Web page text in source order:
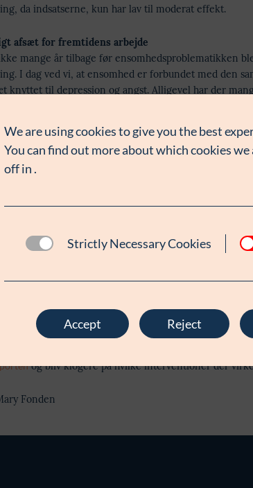
da indsatserne, kun har lav til moderat effekt.
afsæt for fremtidens arbejde
mange år tilbage før ensomhedsproblematikken
I dag ved vi, at ensomhed er forbundet med den
knyttet til depression og angst. Alligevel har der
mod ensomhed virker, og hvilke
problemstilling for øje har seniorforsker og ekspert i
med sit forskningsteam screenet mere end
gennemgået og evalueret 136 interventioner, der
ensomhed. I dag står vi derfor med et solidt
hvordan vi kan hjælpe mennesker, der føler sig
arbejdet med den her analyse, kendte vi til
et samlet billede, der kunne sige noget mere
vej i arbejdet med at afhjælpe ensomhed. Med
hvilke typer af interventioner der virker og med
og giver os en bedre ide om, hvilken vej vi skal gå
og forskningsansvarlig for rapporten Mathias
og bliv klogere på hvilke interventioner der
Fonden
We are using cookies to give you the best
You can find out more about which cookies
off in .
Strictly Necessary Cookies
Accept Reject